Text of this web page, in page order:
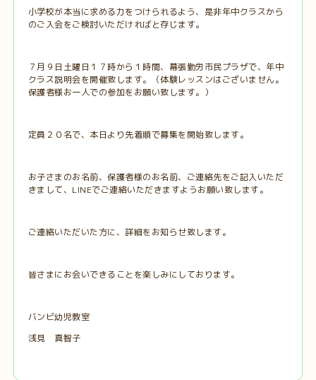
小学校が本当に求める力をつけられるよう、是非年中クラスから
のご入会をご検討いただければと存じます。
７月９日土曜日１７時から１時間、幕張勤労市民プラザで、年中
クラス説明会を開催致します。（体験レッスンはございません。
保護者様お一人での参加をお願い致します。）
定員２０名で、本日より先着順で募集を開始致します。
お子さまのお名前、保護者様のお名前、ご連絡先をご記入いただ
きまして、LINEでご連絡いただきますようお願い致します。
ご連絡いただいた方に、詳細をお知らせ致します。
皆さまにお会いできることを楽しみにしております。
バンビ幼児教室
浅見 真智子